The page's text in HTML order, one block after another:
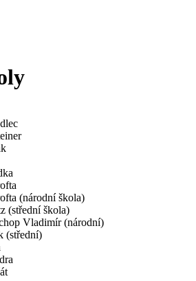
(národní škola)
(střední škola)
Vladimír (národní)
(střední)